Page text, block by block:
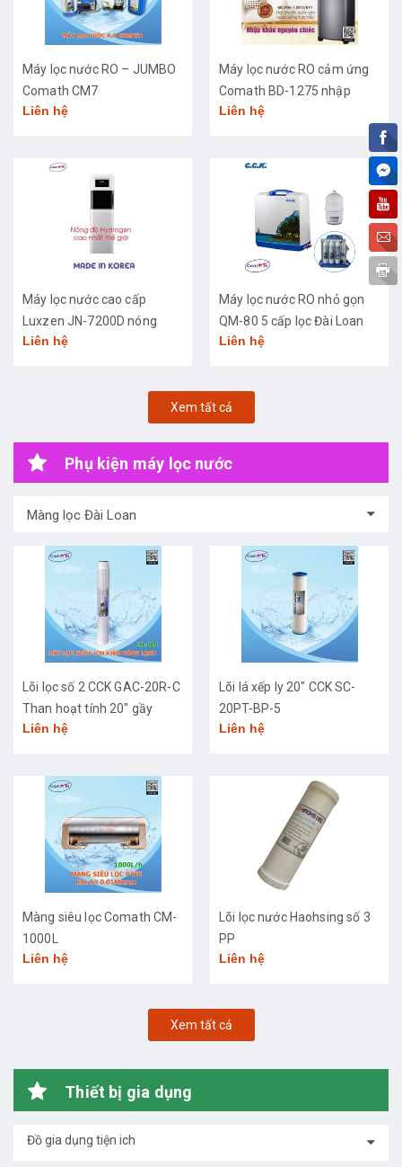
Máy lọc nước RO – JUMBO
Comath CM7
Liên hệ
Máy lọc nước RO cảm ứng
Comath BD-1275 nhập
khẩu cao cấp
Liên hệ
Máy lọc nước cao cấp
Luxzen JN-7200D nóng
lạnh
Liên hệ
Máy lọc nước RO nhỏ gọn
QM-80 5 cấp lọc Đài Loan
Liên hệ
Xem tất cả
Phụ kiện máy lọc nước
Màng lọc Đài Loan
Lõi lọc số 2 CCK GAC-20R-C
Than hoạt tính 20" gầy
Liên hệ
Lõi lá xếp ly 20" CCK SC-
20PT-BP-5
Liên hệ
Màng siêu lọc Comath CM-
1000L
Liên hệ
Lõi lọc nước Haohsing số 3
PP
Liên hệ
Xem tất cả
Thiết bị gia dụng
Đồ gia dụng tiện ich